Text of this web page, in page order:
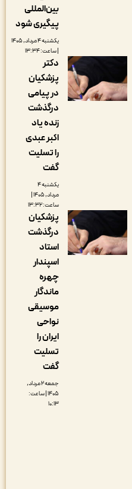
بین‌المللی
پیگیری شود
یکشنبه ۴ مرداد, ۱۴۰۵
دکتر
پزشکیان
در پیامی
درگذشت
زنده یاد
اکبر عبدی
را تسلیت
مرداد, ۱۴۰۵ |
پزشکیان
درگذشت
استاد
موسیقی
جمعه ۲ مرداد,
۱۴۰۵ | ساعت: